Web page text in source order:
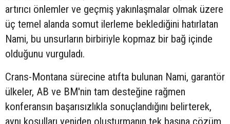
artırıcı önlemler ve geçmiş yakınlaşmalar olmak üzere
üç temel alanda somut ilerleme beklediğini hatırlatan
Nami, bu unsurların birbiriyle kopmaz bir bağ içinde
olduğunu vurguladı.
Crans-Montana sürecine atıfta bulunan Nami, garantör
ülkeler, AB ve BM'nin tam desteğine rağmen
konferansın başarısızlıkla sonuçlandığını belirterek,
aynı koşulları yeniden oluşturmanın tek başına çözüm